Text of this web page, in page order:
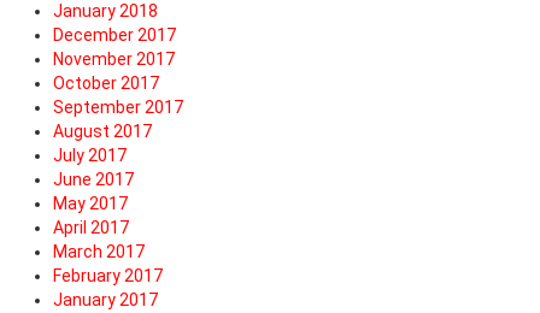
January 2018
December 2017
November 2017
October 2017
September 2017
August 2017
July 2017
June 2017
May 2017
April 2017
March 2017
February 2017
January 2017